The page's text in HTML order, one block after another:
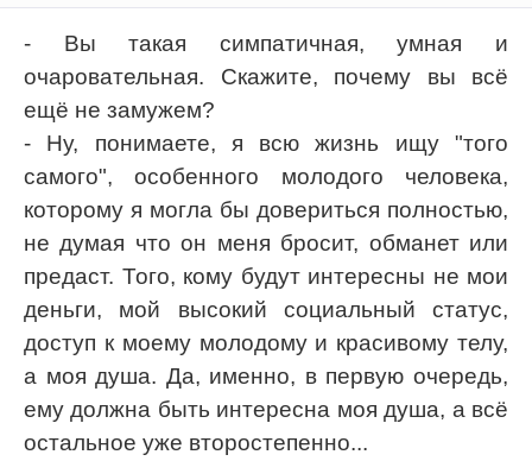
- Вы такая симпатичная, умная и
очаровательная. Скажите, почему вы всё
ещё не замужем?
- Ну, понимаете, я всю жизнь ищу "того
самого", особенного молодого человека,
которому я могла бы довериться полностью,
не думая что он меня бросит, обманет или
предаст. Того, кому будут интересны не мои
деньги, мой высокий социальный статус,
доступ к моему молодому и красивому телу,
а моя душа. Да, именно, в первую очередь,
ему должна быть интересна моя душа, а всё
остальное уже второстепенно...